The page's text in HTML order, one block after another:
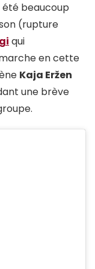
été beaucoup
(rupture
qui
en cette
Kaja Eržen
une brève